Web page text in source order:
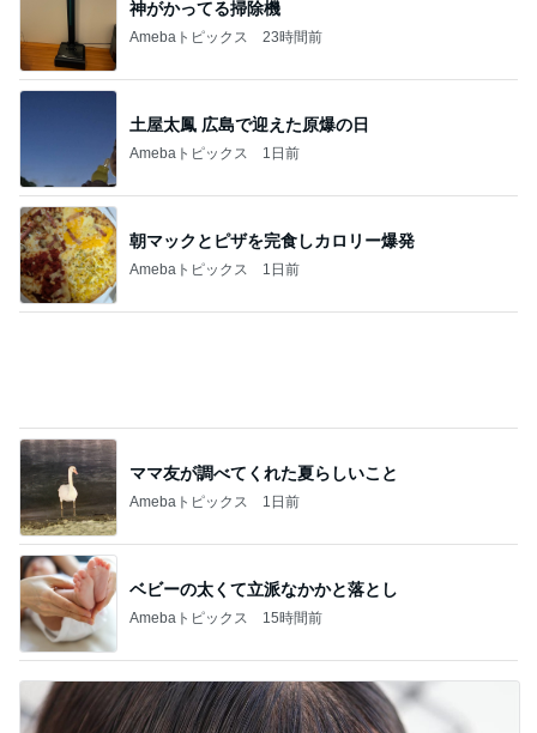
神がかってる掃除機
Amebaトピックス 23時間前
土屋太鳳 広島で迎えた原爆の日
Amebaトピックス 1日前
朝マックとピザを完食しカロリー爆発
Amebaトピックス 1日前
ママ友が調べてくれた夏らしいこと
Amebaトピックス 1日前
ベビーの太くて立派なかかと落とし
Amebaトピックス 15時間前